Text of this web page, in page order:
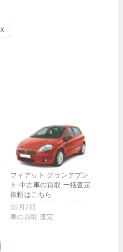
X
フィアット グランデプン
ト 中古車の買取 一括査定
依頼はこちら
10月2日
車の買取 査定